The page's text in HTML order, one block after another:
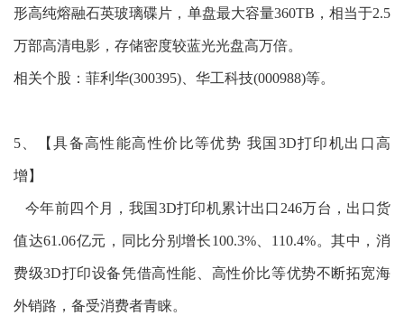
形高纯熔融石英玻璃碟片，单盘最大容量360TB，相当于2.5
万部高清电影，存储密度较蓝光光盘高万倍。
相关个股：菲利华(300395)、华工科技(000988)等。
5、【具备高性能高性价比等优势 我国3D打印机出口高
增】
今年前四个月，我国3D打印机累计出口246万台，出口货
值达61.06亿元，同比分别增长100.3%、110.4%。其中，消
费级3D打印设备凭借高性能、高性价比等优势不断拓宽海
外销路，备受消费者青睐。